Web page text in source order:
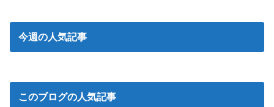
今週の人気記事
このブログの人気記事